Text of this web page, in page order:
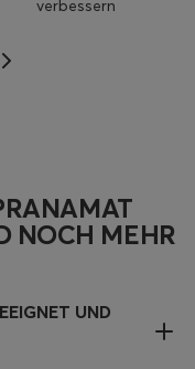
verbessern
NOCH MEHR
UND